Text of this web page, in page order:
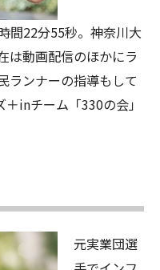
間22分55秒。神奈川大
は動画配信のほかにラ
ランナーの指導もして
inチーム「330の会」
元実業団選